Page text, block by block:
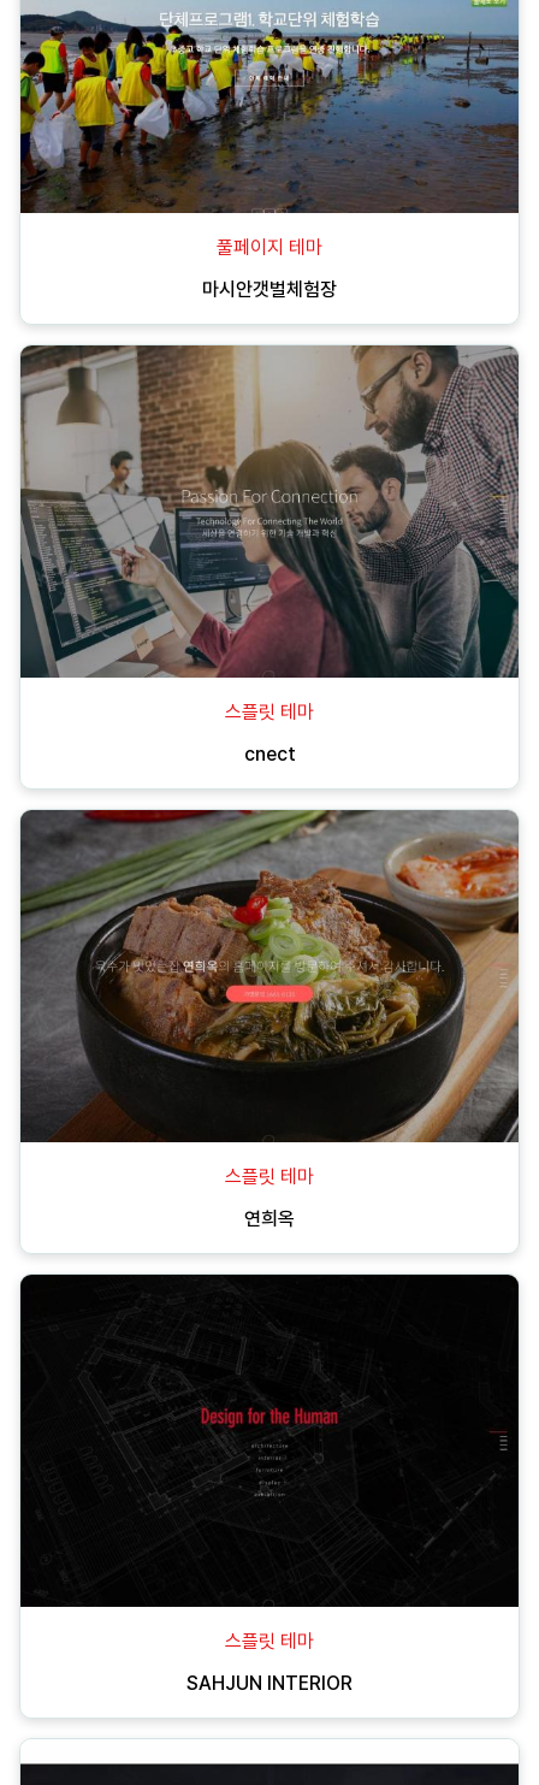
풀페이지 테마
마시안갯벌체험장
스플릿 테마
cnect
스플릿 테마
연희옥
스플릿 테마
SAHJUN INTERIOR